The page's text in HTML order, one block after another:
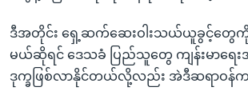
ဒီအတိုင်း ရှေ့ဆက်ဆေးဝါးသယ်ယူခွင့်တွေ
မယ်ဆိုရင် ဒေသခံ ပြည်သူတွေ ကျန်းမာရေ
ဒုက္ခဖြစ်လာနိုင်တယ်လို့လည်း အဲဒီဆရာဝန်က